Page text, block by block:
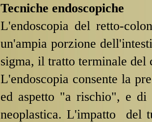
Tecniche endoscopiche
L'endoscopia del retto-
un'ampia porzione
sigma, il tratto terminale del
L'endoscopia consente la
ed aspetto "a rischio", e di
neoplastica. L'impatto del